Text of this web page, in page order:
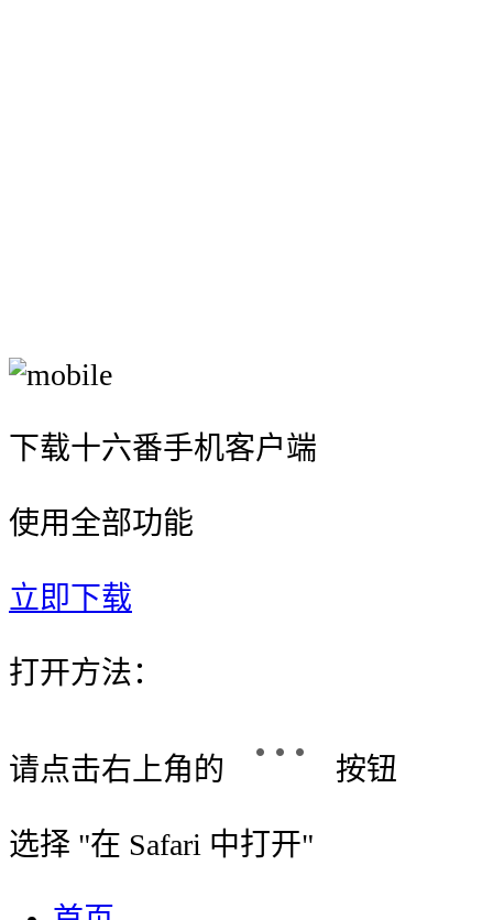
下载十六番手机客户端
使用全部功能
立即下载
打开方法：
请点击右上角的 按钮
选择 "在 Safari 中打开"